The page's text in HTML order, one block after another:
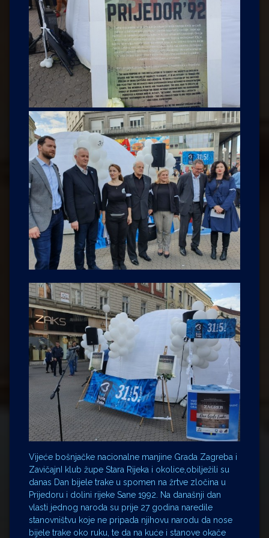
Vijeće bošnjačke nacionalne manjine Grada Zagreba i
ZavičajnI klub župe Stara Rijeka i okolice,obilježili su
danas Dan bijele trake u spomen na žrtve zločina u
Prijedoru i dolini rijeke Sane 1992. Na današnji dan
vlasti jednog naroda su prije 27 godina naredile
stanovništvu koje ne pripada njihovu narodu da nose
bijele trake oko ruku, te da na kuće i stanove okače